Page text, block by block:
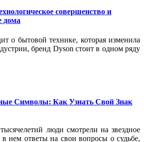
совершенство и
дома
о бытовой технике, которая изменила
бренд Dyson стоит в одном ряду
Символы: Как Узнать Свой Знак
люди смотрели на звездное
нем ответы на свои вопросы о судьбе,